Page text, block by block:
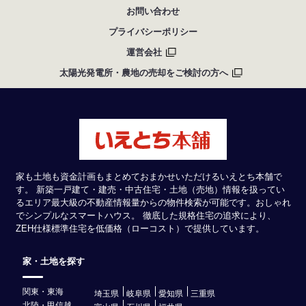
お問い合わせ
プライバシーポリシー
運営会社
太陽光発電所・農地の売却をご検討の方へ
家も土地も資金計画もまとめておまかせいただけるいえとち本舗で
す。 新築一戸建て・建売・中古住宅・土地（売地）情報を扱ってい
るエリア最大級の不動産情報量からの物件検索が可能です。おしゃれ
でシンプルなスマートハウス。 徹底した規格住宅の追求により、
ZEH仕様標準住宅を低価格（ローコスト）で提供しています。
家・土地を探す
関東・東海 埼玉県 岐阜県 愛知県
三重県